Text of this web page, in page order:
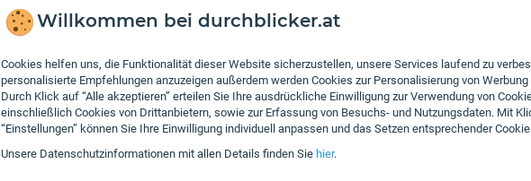
Willkommen bei durchblicker.at
Cookies helfen uns, die Funktionalität dieser Website sicherzustellen, unsere Services laufend zu
personalisierte Empfehlungen anzuzeigen außerdem werden Cookies zur Personalisierung von
Durch Klick auf “Alle akzeptieren” erteilen Sie Ihre ausdrückliche Einwilligung zur Verwendung von
einschließlich Cookies von Drittanbietern, sowie zur Erfassung von Besuchs- und Nutzungsdaten. Mit
“Einstellungen” können Sie Ihre Einwilligung individuell anpassen und das Setzen entsprechender
Unsere Daten­schutz­informationen mit allen Details finden Sie hier.
Fiber:Ö1000(v2)
Fiber:Ö150(v2)
Fiber:Ö500(v2)
KP:100
KP:150
KP:300
ON:1000(v4)